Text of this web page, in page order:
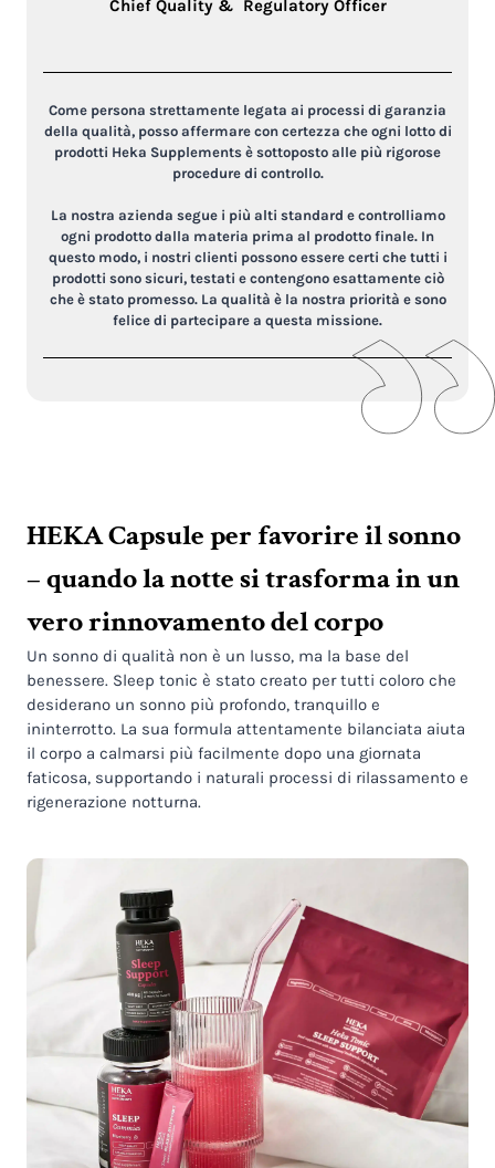
Chief Quality & Regulatory Officer
Come persona strettamente legata ai processi di garanzia
della qualità, posso affermare con certezza che ogni lotto di
prodotti Heka Supplements è sottoposto alle più rigorose
procedure di controllo.
La nostra azienda segue i più alti standard e controlliamo
ogni prodotto dalla materia prima al prodotto finale. In
questo modo, i nostri clienti possono essere certi che tutti i
prodotti sono sicuri, testati e contengono esattamente ciò
che è stato promesso. La qualità è la nostra priorità e sono
felice di partecipare a questa missione.
HEKA Capsule per favorire il sonno
– quando la notte si trasforma in un
vero rinnovamento del corpo
Un sonno di qualità non è un lusso, ma la base del
benessere. Sleep tonic è stato creato per tutti coloro che
desiderano un sonno più profondo, tranquillo e
ininterrotto. La sua formula attentamente bilanciata aiuta
il corpo a calmarsi più facilmente dopo una giornata
faticosa, supportando i naturali processi di rilassamento e
rigenerazione notturna.